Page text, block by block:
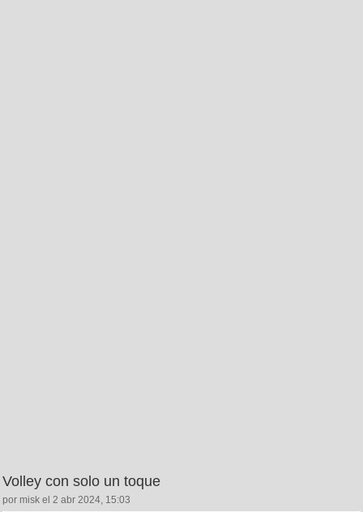
Volley con solo un toque
por misk el 2 abr 2024, 15:03